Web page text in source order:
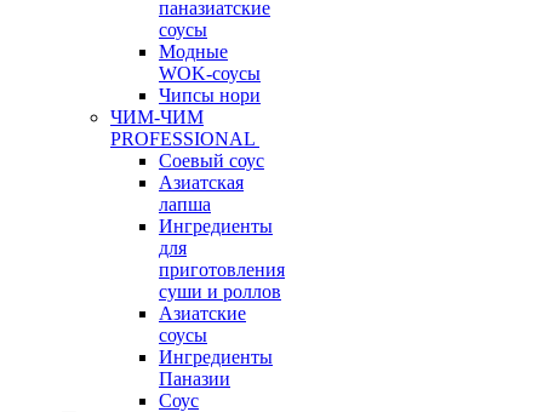
паназиатские
соусы
Модные
WOK-соусы
Чипсы нори
ЧИМ-ЧИМ
PROFESSIONAL
Соевый соус
Азиатская
лапша
Ингредиенты
для
приготовления
суши и роллов
Азиатские
соусы
Ингредиенты
Паназии
Соус